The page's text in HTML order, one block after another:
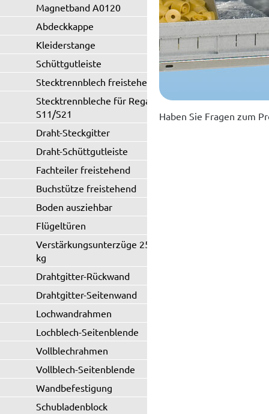
Magnetband A0120
Abdeckkappe
Kleiderstange
Schüttgutleiste
Stecktrennblech freistehend
Stecktrennbleche für Regaltyp
S11/S21
Draht-Steckgitter
Draht-Schüttgutleiste
Fachteiler freistehend
Buchstütze freistehend
Boden ausziehbar
Flügeltüren
Verstärkungsunterzüge 250 / 330
kg
Drahtgitter-Rückwand
Drahtgitter-Seitenwand
Lochwandrahmen
Lochblech-Seitenblende
Vollblechrahmen
Vollblech-Seitenblende
Wandbefestigung
Schubladenblock
Haben Sie Fragen zum